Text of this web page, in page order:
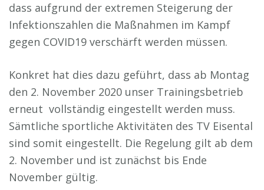
dass aufgrund der extremen Steigerung der
Infektionszahlen die Maßnahmen im Kampf
gegen COVID19 verschärft werden müssen.
Konkret hat dies dazu geführt, dass ab Montag
den 2. November 2020 unser Trainingsbetrieb
erneut vollständig eingestellt werden muss.
Sämtliche sportliche Aktivitäten des TV Eisental
sind somit eingestellt. Die Regelung gilt ab dem
2. November und ist zunächst bis Ende
November gültig.